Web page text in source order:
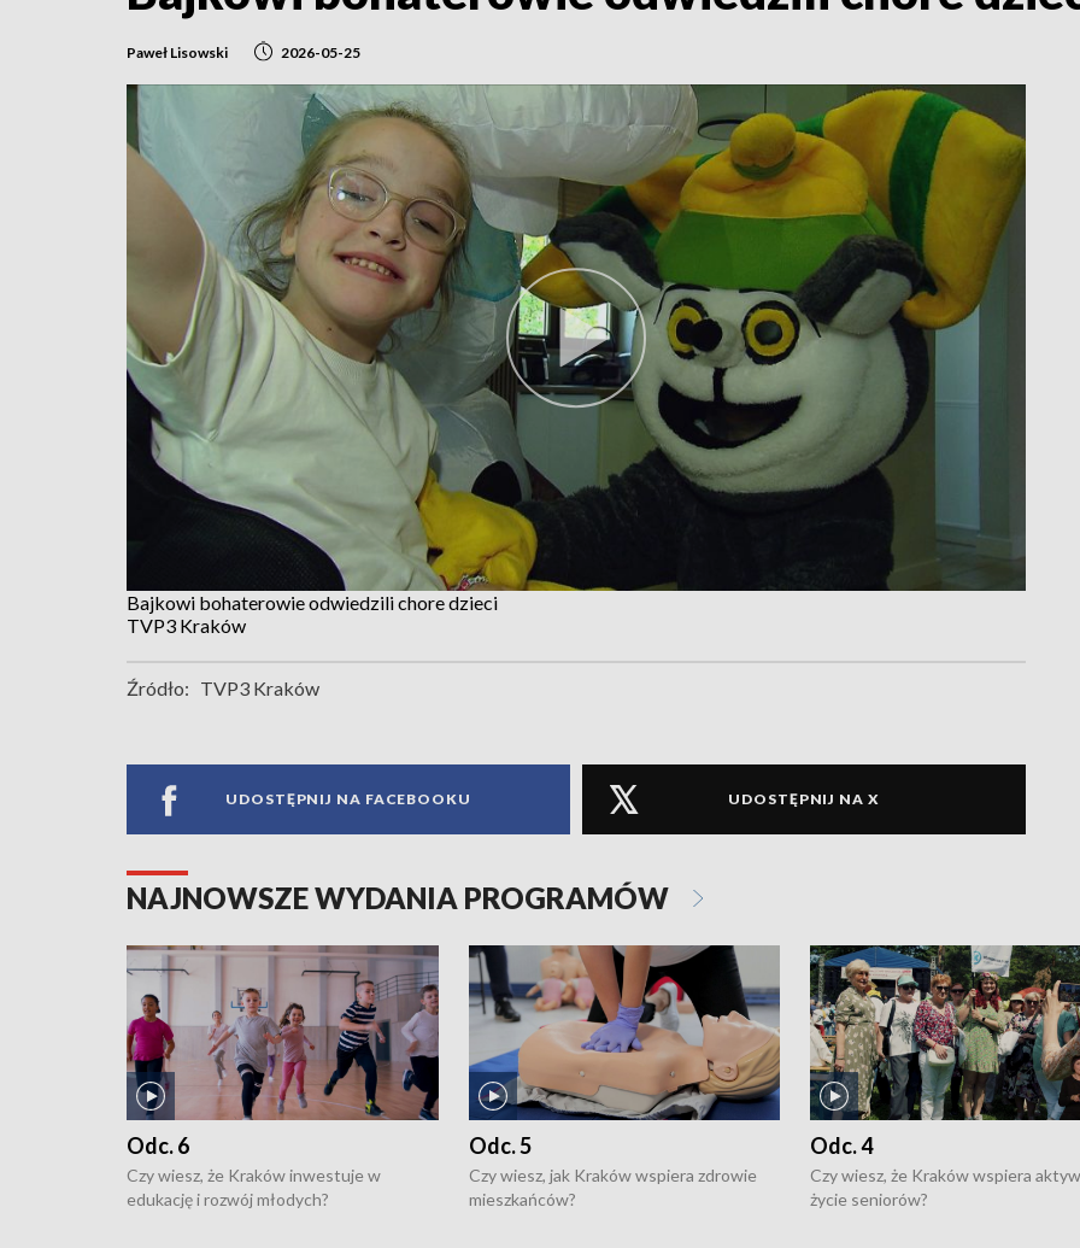
Paweł Lisowski 2026-05-25
Bajkowi bohaterowie odwiedzili chore dzieci
TVP3 Kraków
Źródło: TVP3 Kraków
UDOSTĘPNIJ NA FACEBOOKU UDOSTĘPNIJ NA X
NAJNOWSZE WYDANIA PROGRAMÓW
Odc. 6
Czy wiesz, że Kraków inwestuje w
edukację i rozwój młodych?
Odc. 5
Czy wiesz, jak Kraków wspiera zdrowie
mieszkańców?
Odc. 4
Czy wiesz, że Kraków wspiera
życie seniorów?